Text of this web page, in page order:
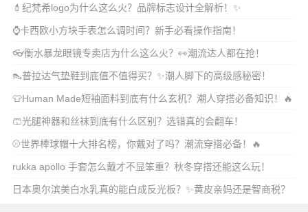
感？
💄纪梵希logo为什么这么火？品牌标志设计全解析！✨
⌚卡西欧小方块手表怎么调时间？新手必看操作指南！
👓衡水暴龙眼镜专卖店为什么这么火？👀潮流达人都在抢！
👠普拉达气垫鞋到底值不值得买？✨潮人脚下的高级感秘密！
👕Human Made短袖面料到底有什么玄机？潮人穿搭必备知识！🔥
🩳光腿神器和丝袜到底有什么区别？选错真的会翻车！
⚾世界棒球帽十大排名榜，你戴对了吗？潮流穿搭必备！🔥
rukka apollo 手套怎么戴才不显笨重？秋冬穿搭还能这么玩！
日本奥尔滨美白水乳真的能白成反光板？✨黄皮亲妈还是智商税？